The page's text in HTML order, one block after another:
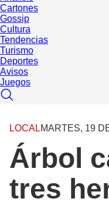
Cartones
Gossip
Cultura
Tendencias
Turismo
Deportes
Avisos
Juegos
LOCALMARTES, 19
Árbol
tres